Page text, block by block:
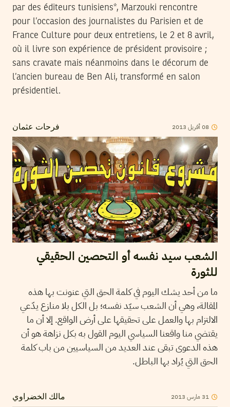
par des éditeurs tunisiens*, Marzouki rencontre
pour l’occasion des journalistes du Parisien et de
France Culture pour deux entretiens, le 2 et 8 avril,
où il livre son expérience de président provisoire ;
sans cravate mais néanmoins dans le décorum de
l’ancien bureau de Ben Ali, transformé en salon
présidentiel.
فرحات عثمان 08أفريل 2013
الشعب سيد نفسه أو التحصين الحقيقي
للثورة
ما من أحد يشك اليوم في كلمة الحق التي عنونت بها هذه
المقالة، وهي أن الشعب سيّد نفسه؛ بل الكل بلا منازع يدّعي
الالتزام بها والعمل على تحقيقها على أرض الواقع. إلا أن ما
يقتضي منا واقعنا السياسي اليوم القول به بكل نزاهة هو أن
هذه الدعوى تبقى عند العديد من السياسيين من باب كلمة
الحق التي يُراد بها الباطل.
مالك الخضراوي 31 مارس 2013